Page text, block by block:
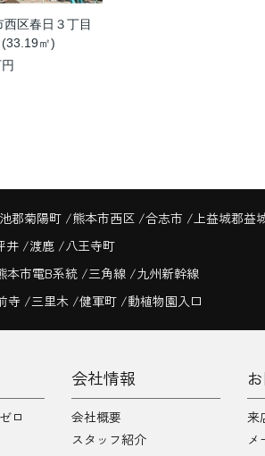
西区春日３丁目
㎡)
郡菊陽町 熊本市西区 合志市
上益城郡益
井 渡鹿
八王寺町
本市電B系統 三角線
九州新幹線
寺 三里木 健軍町 動植物園入口
ロ
会社情報
会社概要
スタッフ紹介
来
メ